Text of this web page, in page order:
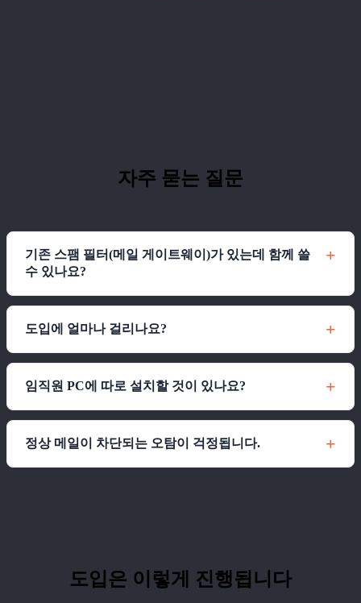
자주 묻는 질문
기존 스팸 필터(메일 게이트웨이)가 있는데 함께 쓸
수 있나요?
도입에 얼마나 걸리나요?
임직원 PC에 따로 설치할 것이 있나요?
정상 메일이 차단되는 오탐이 걱정됩니다.
도입은 이렇게 진행됩니다